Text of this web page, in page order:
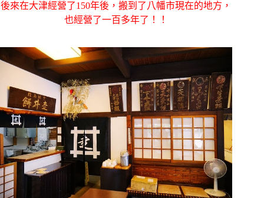
後來在大津經營了150年後，搬到了八幡市現在的地方，
也經營了一百多年了！！